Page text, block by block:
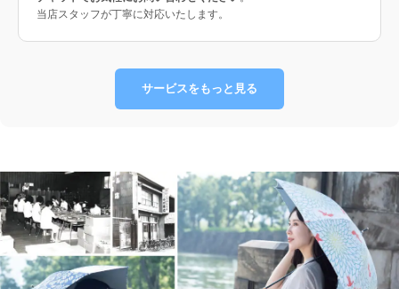
当店スタッフが丁寧に対応いたします。
サービスをもっと見る